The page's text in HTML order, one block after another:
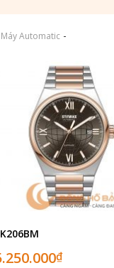
Máy Automatic -
₫